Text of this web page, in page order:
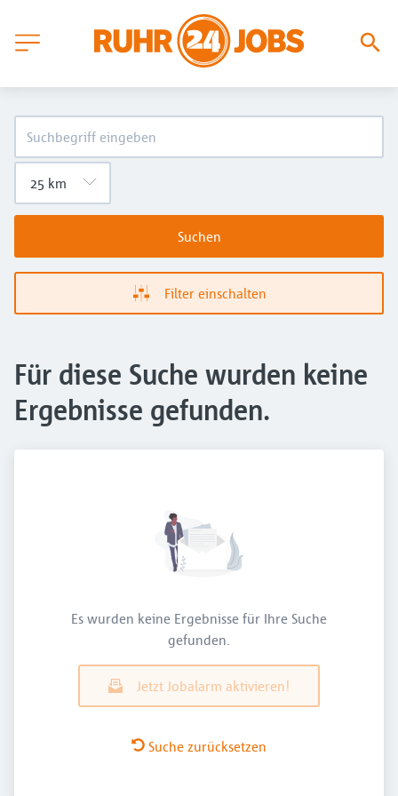
Suchen
Filter einschalten
Für diese Suche wurden keine
Ergebnisse gefunden.
Es wurden keine Ergebnisse für Ihre Suche
gefunden.
Jetzt Jobalarm aktivieren!
Suche zurücksetzen